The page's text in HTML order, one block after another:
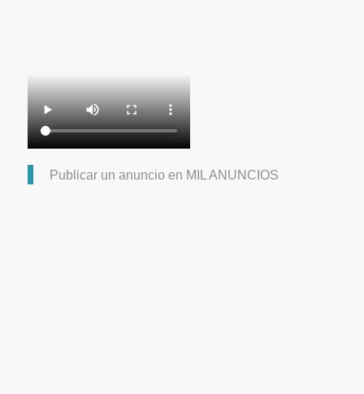
Publicar un anuncio en MIL ANUNCIOS